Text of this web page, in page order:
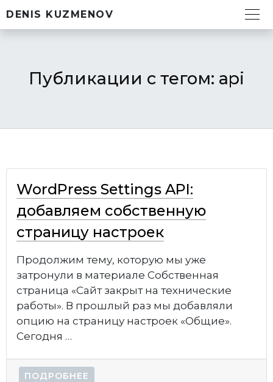
DENIS KUZMENOV
Публикации с тегом: api
WordPress Settings API:
добавляем собственную
страницу настроек
Продолжим тему, которую мы уже
затронули в материале Собственная
страница «Сайт закрыт на технические
работы». В прошлый раз мы добавляли
опцию на страницу настроек «Общие».
Сегодня …
ПОДРОБНЕЕ